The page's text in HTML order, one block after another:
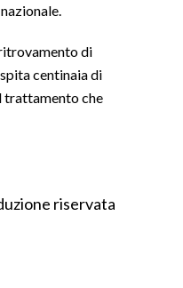
di
centinaia di
trattamento che
riservata